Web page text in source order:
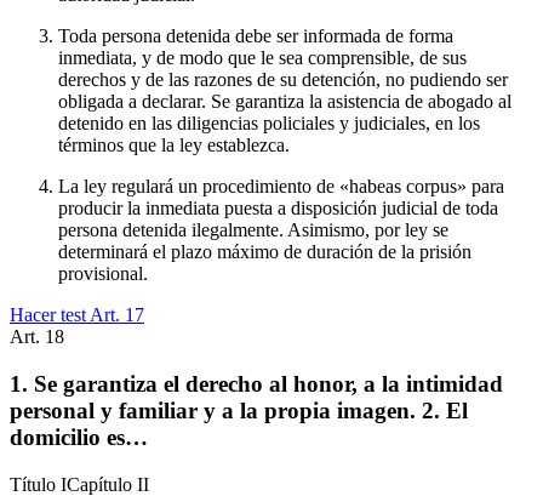
Toda persona detenida debe ser informada de forma
inmediata, y de modo que le sea comprensible, de sus
derechos y de las razones de su detención, no pudiendo ser
obligada a declarar. Se garantiza la asistencia de abogado al
detenido en las diligencias policiales y judiciales, en los
términos que la ley establezca.
La ley regulará un procedimiento de «habeas corpus» para
producir la inmediata puesta a disposición judicial de toda
persona detenida ilegalmente. Asimismo, por ley se
determinará el plazo máximo de duración de la prisión
provisional.
Hacer test Art. 17
Art. 18
1. Se garantiza el derecho al honor, a la intimidad
personal y familiar y a la propia imagen. 2. El
domicilio es…
Título ICapítulo II